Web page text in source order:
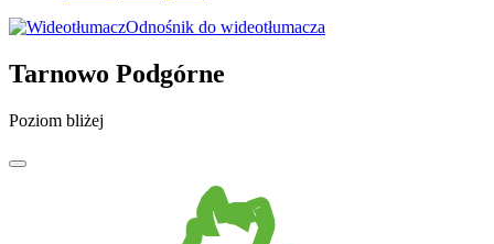
Odnośnik do wideotłumacza
Tarnowo Podgórne
Poziom bliżej